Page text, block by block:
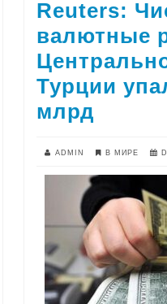
Reuters:
валютные
Турции
млрд
ADMIN В МИРЕ